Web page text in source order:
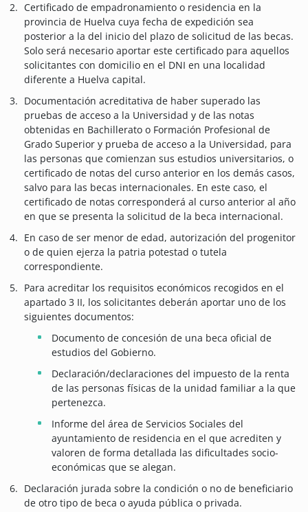
Certificado de empadronamiento o residencia en la
provincia de Huelva cuya fecha de expedición sea
posterior a la del inicio del plazo de solicitud de las becas.
Solo será necesario aportar este certificado para aquellos
solicitantes con domicilio en el DNI en una localidad
diferente a Huelva capital.
Documentación acreditativa de haber superado las
pruebas de acceso a la Universidad y de las notas
obtenidas en Bachillerato o Formación Profesional de
Grado Superior y prueba de acceso a la Universidad, para
las personas que comienzan sus estudios universitarios, o
certificado de notas del curso anterior en los demás casos,
salvo para las becas internacionales. En este caso, el
certificado de notas corresponderá al curso anterior al año
en que se presenta la solicitud de la beca internacional.
En caso de ser menor de edad, autorización del progenitor
o de quien ejerza la patria potestad o tutela
correspondiente.
Para acreditar los requisitos económicos recogidos en el
apartado 3 II, los solicitantes deberán aportar uno de los
siguientes documentos:
Documento de concesión de una beca oficial de
estudios del Gobierno.
Declaración/declaraciones del impuesto de la renta
de las personas físicas de la unidad familiar a la que
pertenezca.
Informe del área de Servicios Sociales del
ayuntamiento de residencia en el que acrediten y
valoren de forma detallada las dificultades socio-
económicas que se alegan.
Declaración jurada sobre la condición o no de beneficiario
de otro tipo de beca o ayuda pública o privada.